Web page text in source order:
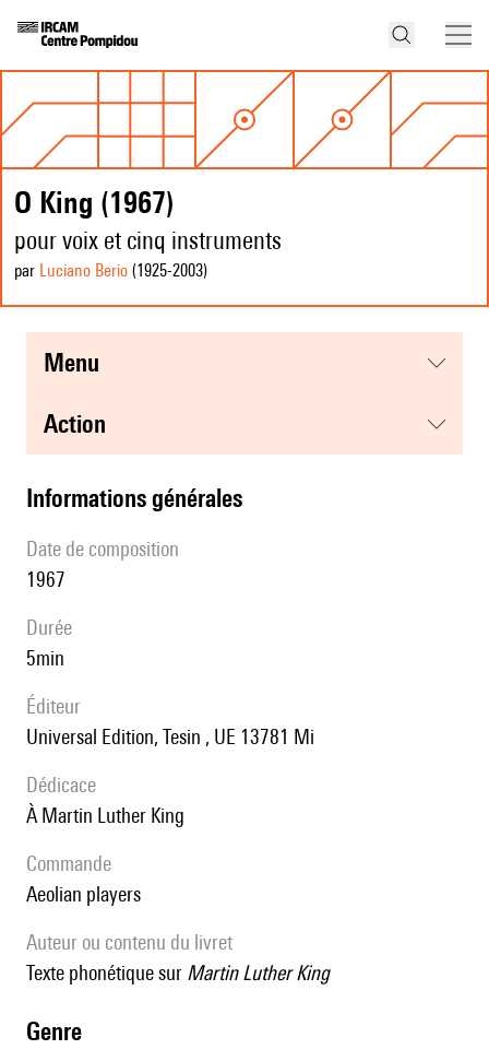
O King (1967)
pour voix et cinq instruments
par Luciano Berio (1925-2003)
menu
action
informations générales
date de composition
1967
durée
5min
éditeur
Universal Edition, Tesin , UE 13781 Mi
Dédicace
à Martin Luther King
Commande
Aeolian players
Auteur ou contenu du livret
texte phonétique sur Martin Luther King
genre